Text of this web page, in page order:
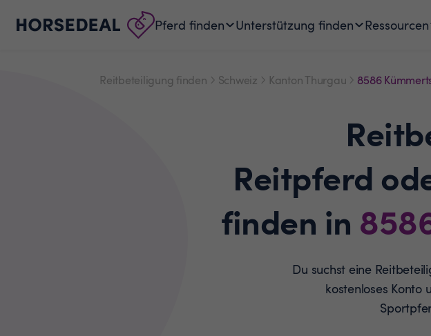
Pferd finden Unterstützung finden Ressourcen
Reitbeteiligung finden Schweiz Kanton Thurgau 8586
Reitpferd
finden in
Du suchst eine
kostenloses Konto